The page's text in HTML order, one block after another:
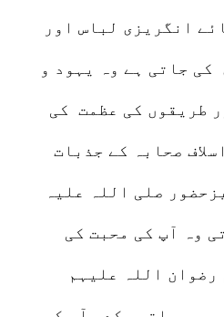
انگریزی لباس اور
کی جاتی ہے وہ یہود و
طریقوں کی عظمت کی
صحابہ کے جذبات
صلی اللہ علیہ
وہ آپ کی محبت کی
رضوان اللہ علیہم